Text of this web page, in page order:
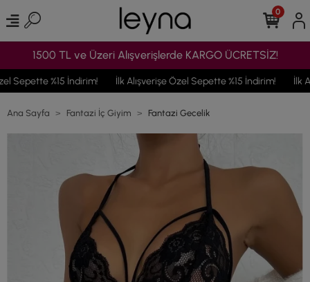
1500 TL ve Üzeri Alışverişlerde KARGO ÜCRETSİZ!
Sepette %15 İndirim! İlk Alışverişe Özel Sepette %15 İndirim! İlk
0
Ana Sayfa Fantazi İç Giyim Fantazi Gecelik